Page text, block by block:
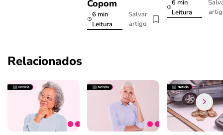
Copom
6 min
Leitura
Salvar
artigo
6 min
Leitura
Relacionados